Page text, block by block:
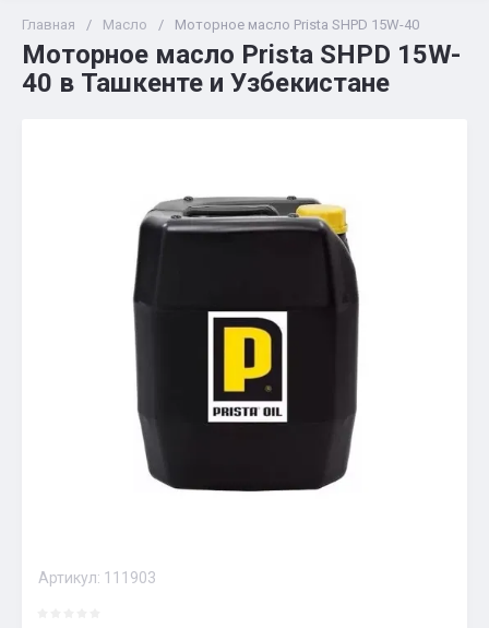
Главная / Масло / Моторное масло Prista SHPD 15W-40
Моторное масло Prista SHPD 15W-
40 в Ташкенте и Узбекистане
Артикул: 111903